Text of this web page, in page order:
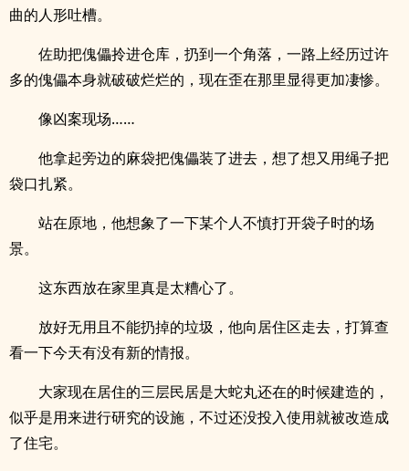
曲的人形吐槽。
佐助把傀儡拎进仓库，扔到一个角落，一路上经历过许
多的傀儡本身就破破烂烂的，现在歪在那里显得更加凄惨。
像凶案现场……
他拿起旁边的麻袋把傀儡装了进去，想了想又用绳子把
袋口扎紧。
站在原地，他想象了一下某个人不慎打开袋子时的场
景。
这东西放在家里真是太糟心了。
放好无用且不能扔掉的垃圾，他向居住区走去，打算查
看一下今天有没有新的情报。
大家现在居住的三层民居是大蛇丸还在的时候建造的，
似乎是用来进行研究的设施，不过还没投入使用就被改造成
了住宅。